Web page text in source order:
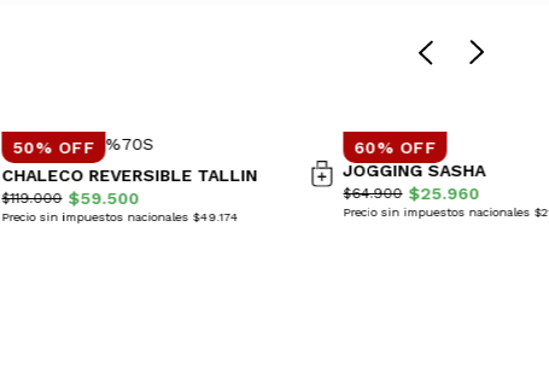
50% OFF
CHALECO REVERSIBLE TALLIN
$119.000 $59.500
Precio sin impuestos nacionales $49.174
60% OFF
JOGGING SASHA
$64.900 $25.960
Precio sin impuestos nacionales